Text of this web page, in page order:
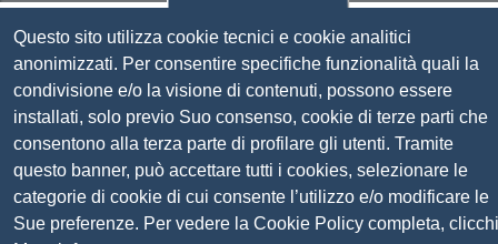
Codice fiscale e Partita Iva:
01838690491
Codice univoco fatturazione elettronica:UFN1JE
Pagare con PagoPA
Seguici su
Sito web
Amministrazione trasparente
Questo sito utilizza cookie tecnici e cookie analitici
anonimizzati. Per consentire specifiche funzionalità quali la
condivisione e/o la visione di contenuti, possono essere
installati, solo previo Suo consenso, cookie di terze parti che
consentono alla terza parte di profilare gli utenti. Tramite
questo banner, può accettare tutti i cookies, selezionare le
categorie di cookie di cui consente l’utilizzo e/o modificare le
Sue preferenze. Per vedere la Cookie Policy completa, clicchi